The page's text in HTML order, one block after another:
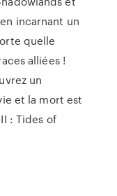
incarnant un
quelle
alliées !
un
et la mort est
: Tides of